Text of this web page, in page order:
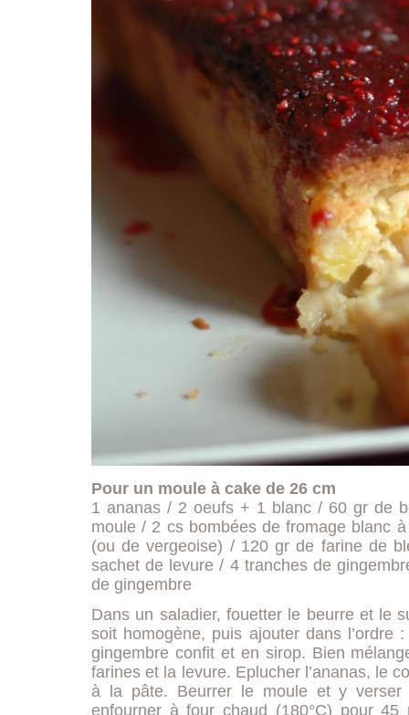
Pour un moule à cake de 26 cm
1 ananas / 2 oeufs + 1 blanc / 60 gr de
moule / 2 cs bombées de fromage blanc
(ou de vergeoise) / 120 gr de farine de
sachet de levure / 4 tranches de
de gingembre
Dans un saladier, fouetter le beurre et le
soit homogène, puis ajouter dans l’ordre
gingembre confit et en sirop. Bien
farines et la levure. Eplucher l’ananas, le
à la pâte. Beurrer le moule et y verser
enfourner à four chaud (180°C) pour 45